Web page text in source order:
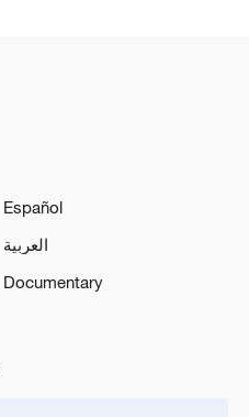
Español
العربية
Documentary